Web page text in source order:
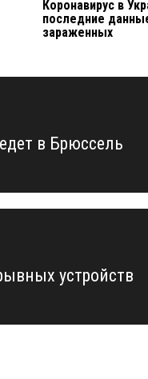
Коронавирус в
последние
зараженных
в Брюссель
устройств